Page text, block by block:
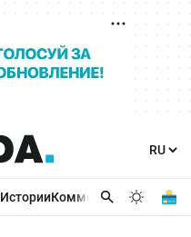
ИсторииКомментарииБизнес